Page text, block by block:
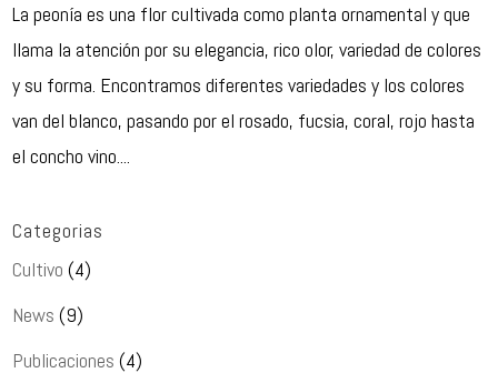
La peonía es una flor cultivada como planta ornamental y que
llama la atención por su elegancia, rico olor, variedad de colores
y su forma. Encontramos diferentes variedades y los colores
van del blanco, pasando por el rosado, fucsia, coral, rojo hasta
el concho vino....
Categorias
Cultivo (4)
News (9)
Publicaciones (4)